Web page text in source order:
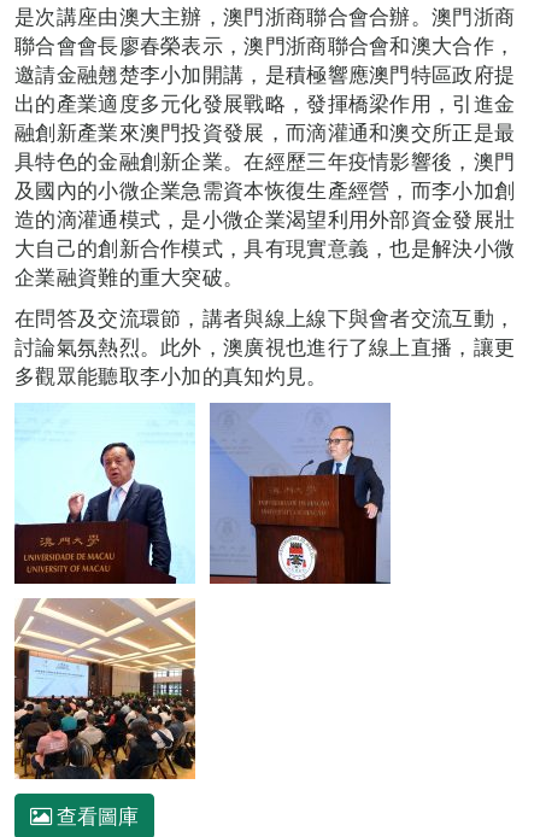
是次講座由澳大主辦，澳門浙商聯合會合辦。澳門浙商
聯合會會長廖春榮表示，澳門浙商聯合會和澳大合作，
邀請金融翹楚李小加開講，是積極響應澳門特區政府提
出的產業適度多元化發展戰略，發揮橋梁作用，引進金
融創新產業來澳門投資發展，而滴灌通和澳交所正是最
具特色的金融創新企業。在經歷三年疫情影響後，澳門
及國內的小微企業急需資本恢復生產經營，而李小加創
造的滴灌通模式，是小微企業渴望利用外部資金發展壯
大自己的創新合作模式，具有現實意義，也是解決小微
企業融資難的重大突破。
在問答及交流環節，講者與線上線下與會者交流互動，
討論氣氛熱烈。此外，澳廣視也進行了線上直播，讓更
多觀眾能聽取李小加的真知灼見。
查看圖庫